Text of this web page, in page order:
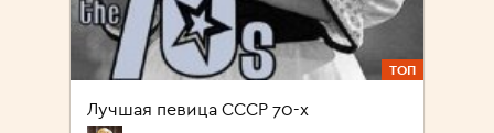
ТОП
Лучшая певица СССР 70-х